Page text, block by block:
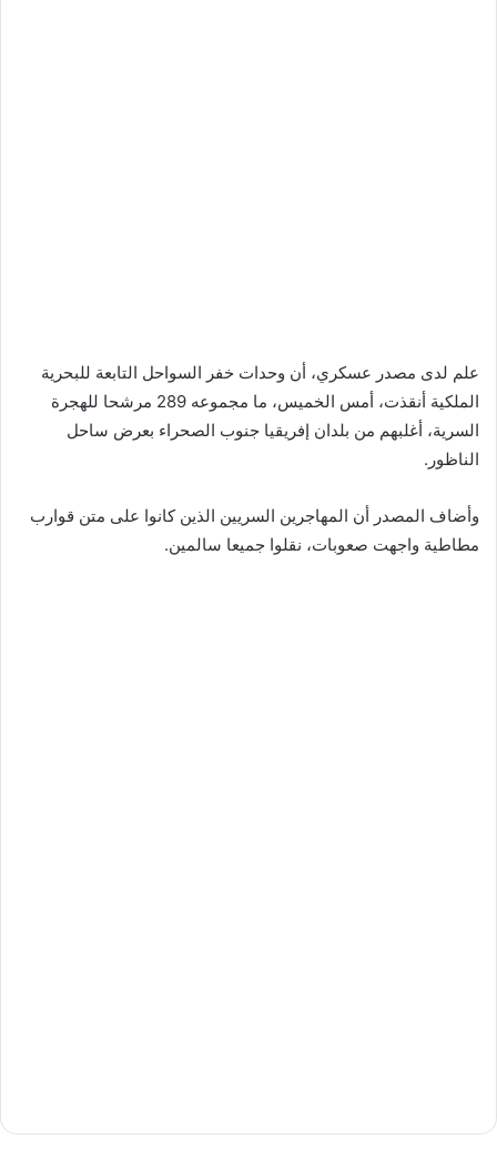
علم لدى مصدر عسكري، أن وحدات خفر السواحل التابعة للبحرية
الملكية أنقذت، أمس الخميس، ما مجموعه 289 مرشحا للهجرة
السرية، أغلبهم من بلدان إفريقيا جنوب الصحراء بعرض ساحل
الناظور.
وأضاف المصدر أن المهاجرين السريين الذين كانوا على متن قوارب
مطاطية واجهت صعوبات، نقلوا جميعا سالمين.